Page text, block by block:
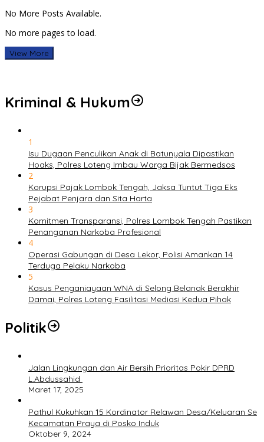
No More Posts Available.
No more pages to load.
View More
Kriminal & Hukum
1
Isu Dugaan Penculikan Anak di Batunyala Dipastikan
Hoaks, Polres Loteng Imbau Warga Bijak Bermedsos
2
Korupsi Pajak Lombok Tengah, Jaksa Tuntut Tiga Eks
Pejabat Penjara dan Sita Harta
3
Komitmen Transparansi, Polres Lombok Tengah Pastikan
Penanganan Narkoba Profesional
4
Operasi Gabungan di Desa Lekor, Polisi Amankan 14
Terduga Pelaku Narkoba
5
Kasus Penganiayaan WNA di Selong Belanak Berakhir
Damai, Polres Loteng Fasilitasi Mediasi Kedua Pihak
Politik
Jalan Lingkungan dan Air Bersih Prioritas Pokir DPRD
L.Abdussahid
Maret 17, 2025
Pathul Kukuhkan 15 Kordinator Relawan Desa/Keluaran Se
Kecamatan Praya di Posko Induk
Oktober 9, 2024